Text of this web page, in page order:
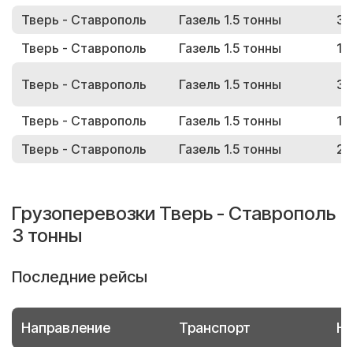
Тверь - Ставрополь
Газель 1.5 тонны
Тверь - Ставрополь
Газель 1.5 тонны
Тверь - Ставрополь Газель 1.5 тонны
Тверь - Ставрополь Газель 1.5 тонны
Тверь - Ставрополь
Газель 1.5 тонны
Грузоперевозки Тверь - Ставрополь
3 тонны
Последние рейсы
Направление Транспорт